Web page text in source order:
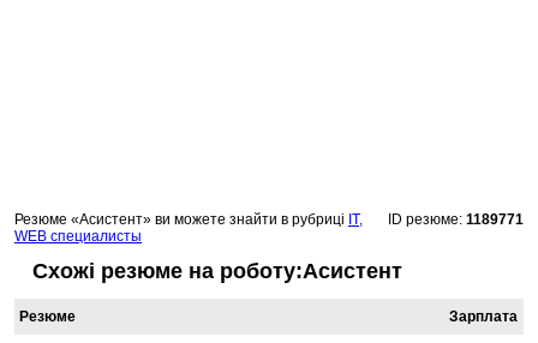
Резюме «Асистент» ви можете знайти в рубриці IT,
WEB специалисты
ID резюме: 1189771
Схожі резюме на роботу:Асистент
Резюме Зарплата